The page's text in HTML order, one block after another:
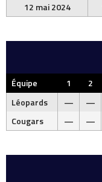
12 mai 2024
Équipe 1 2
Léopards
— —
Cougars
— —